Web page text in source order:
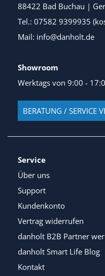
88422 Bad Buchau |
Tel.: 07582 9399935
Mail: info@danholt.de
Showroom
Werktags von 9:00 -
BERATUNG / SERVICE
Service
Über uns
Support
Kundenkonto
Vertrag widerrufen
danholt B2B Partner
danholt Smart Life Blog
Kontakt